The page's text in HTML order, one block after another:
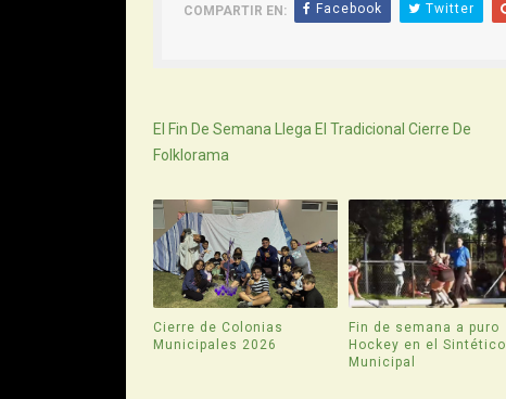
COMPARTIR EN: Facebook Twitter
El Fin De Semana Llega El Tradicional Cierre De
Folklorama
Cierre de Colonias
Municipales 2026
Fin de semana a puro
Hockey en el Sintético
Municipal